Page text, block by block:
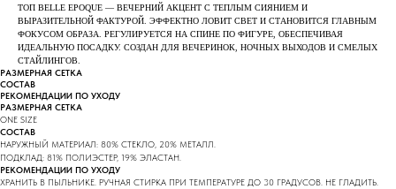
ТОП BELLE EPOQUE — ВЕЧЕРНИЙ АКЦЕНТ С ТЕПЛЫМ СИЯНИЕМ И
ВЫРАЗИТЕЛЬНОЙ ФАКТУРОЙ. ЭФФЕКТНО ЛОВИТ СВЕТ И СТАНОВИТСЯ ГЛАВНЫМ
ФОКУСОМ ОБРАЗА. РЕГУЛИРУЕТСЯ НА СПИНЕ ПО ФИГУРЕ, ОБЕСПЕЧИВАЯ
ИДЕАЛЬНУЮ ПОСАДКУ. СОЗДАН ДЛЯ ВЕЧЕРИНОК, НОЧНЫХ ВЫХОДОВ И СМЕЛЫХ
СТАЙЛИНГОВ.
РАЗМЕРНАЯ СЕТКА
СОСТАВ
РЕКОМЕНДАЦИИ ПО УХОДУ
РАЗМЕРНАЯ СЕТКА
ONE SIZE
СОСТАВ
НАРУЖНЫЙ МАТЕРИАЛ: 80% СТЕКЛО, 20% МЕТАЛЛ.
ПОДКЛАД: 81% ПОЛИЭСТЕР, 19% ЭЛАСТАН.
РЕКОМЕНДАЦИИ ПО УХОДУ
ХРАНИТЬ В ПЫЛЬНИКЕ. РУЧНАЯ СТИРКА ПРИ ТЕМПЕРАТУРЕ ДО 30 ГРАДУСОВ. НЕ ГЛАДИТЬ.